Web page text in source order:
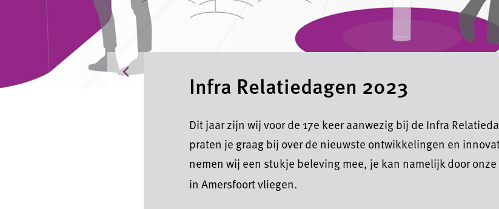
Infra Relatiedagen 2023
Dit jaar zijn wij voor de 17e keer aanwezig bij de Infra
praten je graag bij over de nieuwste ontwikkelingen en
nemen wij een stukje beleving mee, je kan namelijk door onze
in Amersfoort vliegen.